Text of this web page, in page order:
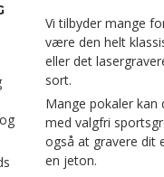
Vi tilbyder mange
være den helt
eller det
sort.
Mange pokaler
med valgfri
også at gravere dit
en jeton.